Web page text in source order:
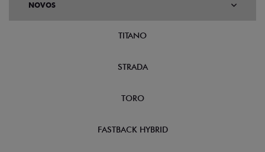
NOVOS
TITANO
STRADA
TORO
FASTBACK HYBRID